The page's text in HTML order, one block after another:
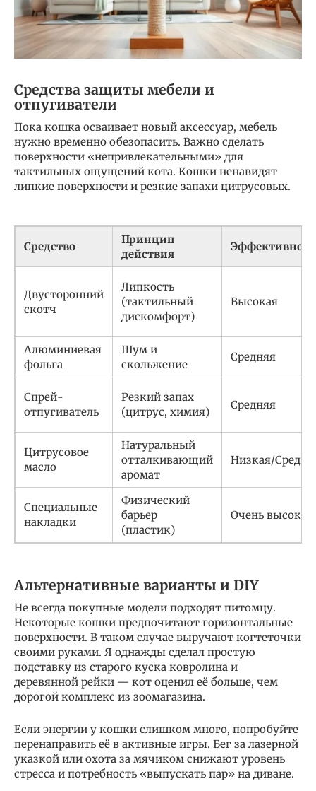
Средства защиты мебели и
отпугиватели
Пока кошка осваивает новый аксессуар, мебель
нужно временно обезопасить. Важно сделать
поверхности «непривлекательными» для
тактильных ощущений кота. Кошки ненавидят
липкие поверхности и резкие запахи цитрусовых.
Средство
Принцип
действия
Двусторонний
скотч
Липкость
(тактильный
дискомфорт)
Высокая
Алюминиевая
фольга
Шум и
скольжение
Средняя
Спрей-
отпугиватель
Резкий запах
(цитрус, химия)
Средняя
Цитрусовое
масло
Натуральный
отталкивающий
аромат
Низкая/
Специальные
накладки
Физический
барьер
(пластик)
Очень высокая
Альтернативные варианты и DIY
Не всегда покупные модели подходят питомцу.
Некоторые кошки предпочитают горизонтальные
поверхности. В таком случае выручают когтеточки
своими руками. Я однажды сделал простую
подставку из старого куска ковролина и
деревянной рейки — кот оценил её больше, чем
дорогой комплекс из зоомагазина.
Если энергии у кошки слишком много, попробуйте
перенаправить её в активные игры. Бег за лазерной
указкой или охота за мячиком снижают уровень
стресса и потребность «выпускать пар» на диване.